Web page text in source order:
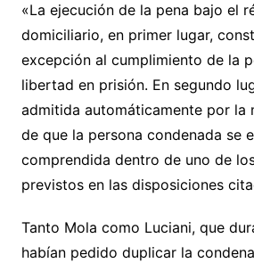
«La ejecución de la pena bajo el
domiciliario, en primer lugar,
excepción al cumplimiento de la
libertad en prisión. En segundo
admitida automáticamente por la
de que la persona condenada se
comprendida dentro de uno de
previstos en las disposiciones
Tanto Mola como Luciani, que
habían pedido duplicar la